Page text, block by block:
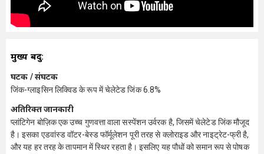
मुख्य बिंदु:
घटक / संघटक
जिंक-ग्लाइसिन लिक्विड के रूप में चेलेटेड जिंक 6.8%
अतिरिक्त जानकारी
प्लांटिगेन बोज़िक एक उच्च गुणवत्ता वाला सस्पेंशन उर्वरक है, जिसमें चेलेटेड जिंक मौजूद
है। इसका एडवांस्ड वॉटर-बेस्ड फॉर्मूलेशन पूरी तरह से क्लोराइड और नाइट्रेट-फ्री है,
और यह हर तरह के तापमान में स्थिर रहता है। इसलिए यह पौधों को समान रूप से पोषक